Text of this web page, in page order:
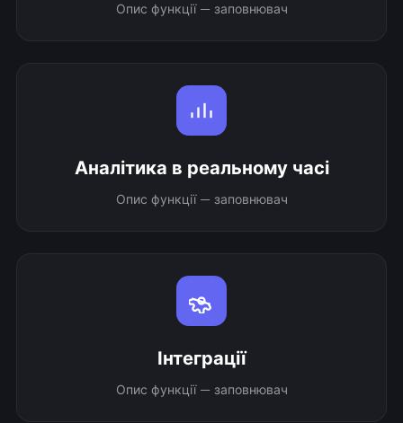
Опис функції — заповнювач
Аналітика в реальному часі
Опис функції — заповнювач
Інтеграції
Опис функції — заповнювач